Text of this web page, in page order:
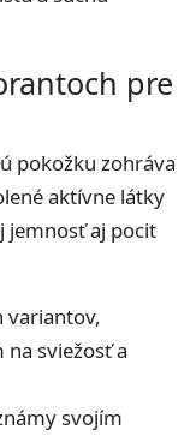
pre
pokožku zohráva
aktívne látky
jemnosť aj pocit
variantov,
sviežosť a
svojím